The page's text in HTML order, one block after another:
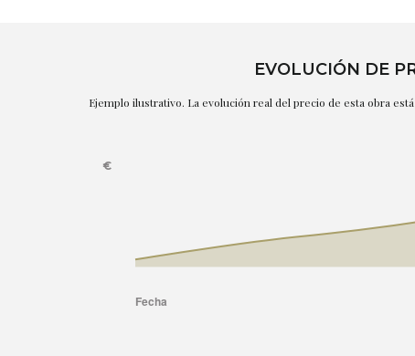
EVOLUCIÓN DE
Ejemplo ilustrativo. La evolución real del precio de esta obra